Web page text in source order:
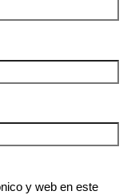
y web en este